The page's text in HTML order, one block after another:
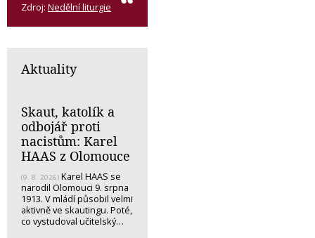
Zdroj: Nedělní liturgie
Aktuality
Skaut, katolík a
odbojář proti
nacistům: Karel
HAAS z Olomouce
(9. 8. 2026) Karel HAAS se
narodil Olomouci 9. srpna
1913. V mládí působil velmi
aktivně ve skautingu. Poté,
co vystudoval učitelský…